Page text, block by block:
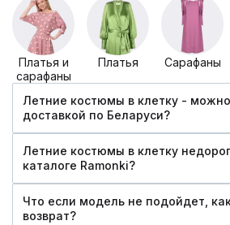
Платья и
сарафаны
Платья Сарафаны
Летние костюмы в клетку -
доставкой по Беларуси?
Летние костюмы в клетку
каталоге Ramonki?
Что если модель не подойдет,
возврат?